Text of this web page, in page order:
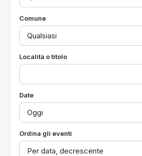
Comune
Località o titolo
Date
Ordina gli eventi